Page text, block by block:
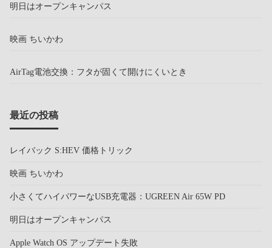
明日はオープンキャンパス
映画 ちいかわ
AirTag電池交換：フタが固くて開けにくいとき
最近の投稿
レイバック S:HEV 価格トリック
映画 ちいかわ
小さくてハイパワーなUSB充電器：UGREEN Air 65W PD
明日はオープンキャンパス
Apple Watch OS アップデート失敗